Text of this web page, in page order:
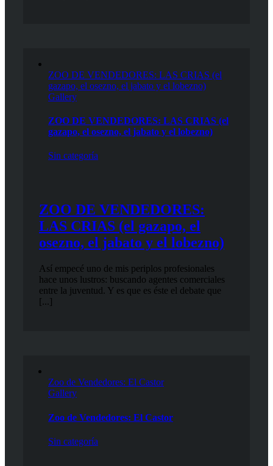
ZOO DE VENDEDORES: LAS CRIAS (el
gazapo, el osezno, el jabato y el lobezno)
Gallery
ZOO DE VENDEDORES: LAS CRIAS (el
gazapo, el osezno, el jabato y el lobezno)
Sin categoría
ZOO DE VENDEDORES:
LAS CRIAS (el gazapo, el
osezno, el jabato y el lobezno)
Así empecé uno de mis periplos profesionales
hace unos lustros: buscando agentes comerciales
entre la juventud. Y es que es éste el debate que
[...]
Zoo de Vendedores: El Castor
Gallery
Zoo de Vendedores: El Castor
Sin categoría